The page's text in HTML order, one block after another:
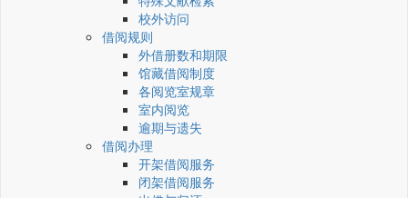
校外访问
借阅规则
外借册数和期限
馆藏借阅制度
各阅览室规章
室内阅览
逾期与遗失
借阅办理
开架借阅服务
闭架借阅服务